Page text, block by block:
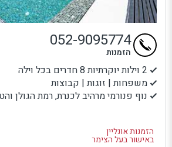
2 וילות יוקרתיות 8 חדרים בכל וילה
משפחות | זוגות | קבוצות
נוף פנורמי מרהיב לכנרת, רמת הגולן
הזמנות אונליין
באישור בעל הצימר
052-9095774
הזמנות